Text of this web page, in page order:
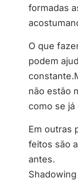
formadas
O que
podem
não estão
como se
Em outras
feitos são
antes.